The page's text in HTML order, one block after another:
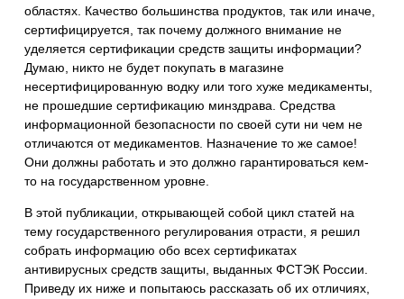
областях. Качество большинства продуктов, так или иначе,
сертифицируется, так почему должного внимание не
уделяется сертификации средств защиты информации?
Думаю, никто не будет покупать в магазине
несертифицированную водку или того хуже медикаменты,
не прошедшие сертификацию минздрава. Средства
информационной безопасности по своей сути ни чем не
отличаются от медикаментов. Назначение то же самое!
Они должны работать и это должно гарантироваться кем-
то на государственном уровне.
В этой публикации, открывающей собой цикл статей на
тему государственного регулирования отрасти, я решил
собрать информацию обо всех сертификатах
антивирусных средств защиты, выданных ФСТЭК России.
Приведу их ниже и попытаюсь рассказать об их отличиях,